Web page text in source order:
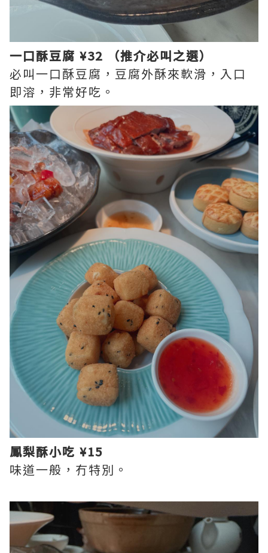
一口酥豆腐 ¥32 （推介必叫之選）
必叫一口酥豆腐，豆腐外酥來軟滑，入口
即溶，非常好吃。
鳳梨酥小吃 ¥15
味道一般，冇特別。